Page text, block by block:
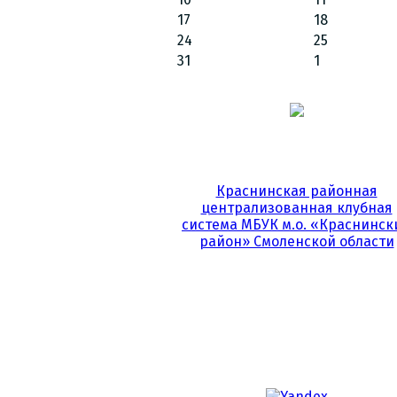
17
18
24
25
31
1
Краснинская районная
централизованная клубная
система МБУК м.о.
район» Смоленской области